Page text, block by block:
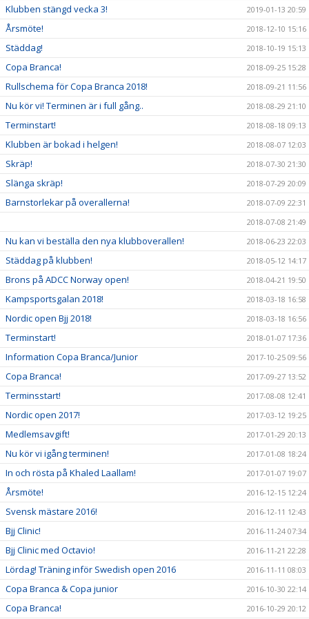
Klubben stängd vecka 3! 2019-01-13 20:59
Årsmöte! 2018-12-10 15:16
Städdag! 2018-10-19 15:13
Copa Branca! 2018-09-25 15:28
Rullschema för Copa Branca 2018! 2018-09-21 11:56
Nu kör vi! Terminen är i full gång.. 2018-08-29 21:10
Terminstart! 2018-08-18 09:13
Klubben är bokad i helgen! 2018-08-07 12:03
Skräp! 2018-07-30 21:30
Slänga skräp! 2018-07-29 20:09
Barnstorlekar på overallerna!
2018-07-09 22:31
2018-07-08 21:49
Nu kan vi beställa den nya klubboverallen! 2018-06-23 22:03
Städdag på klubben! 2018-05-12 14:17
Brons på ADCC Norway open! 2018-04-21 19:50
Kampsportsgalan 2018! 2018-03-18 16:58
Nordic open Bjj 2018! 2018-03-18 16:56
Terminstart! 2018-01-07 17:36
Information Copa Branca/Junior 2017-10-25 09:56
Copa Branca! 2017-09-27 13:52
Terminsstart! 2017-08-08 12:41
Nordic open 2017! 2017-03-12 19:25
Medlemsavgift! 2017-01-29 20:13
Nu kör vi igång terminen! 2017-01-08 18:24
In och rösta på Khaled Laallam! 2017-01-07 19:07
Årsmöte! 2016-12-15 12:24
Svensk mästare 2016! 2016-12-11 12:43
Bjj Clinic! 2016-11-24 07:34
Bjj Clinic med Octavio! 2016-11-21 22:28
Lördag! Träning inför Swedish open 2016 2016-11-11 08:03
Copa Branca & Copa junior 2016-10-30 22:14
Copa Branca! 2016-10-29 20:12